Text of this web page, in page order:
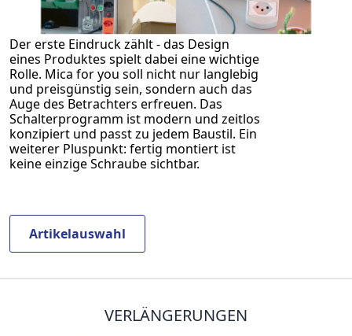
Der erste Eindruck zählt - das Design
eines Produktes spielt dabei eine wichtige
Rolle. Mica for you soll nicht nur langlebig
und preisgünstig sein, sondern auch das
Auge des Betrachters erfreuen. Das
Schalterprogramm ist modern und zeitlos
konzipiert und passt zu jedem Baustil. Ein
weiterer Pluspunkt: fertig montiert ist
keine einzige Schraube sichtbar.
Artikelauswahl
VERLÄNGERUNGEN